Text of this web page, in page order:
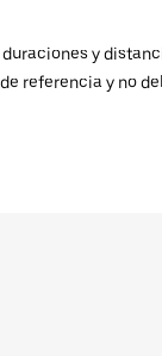
y
referencia y no